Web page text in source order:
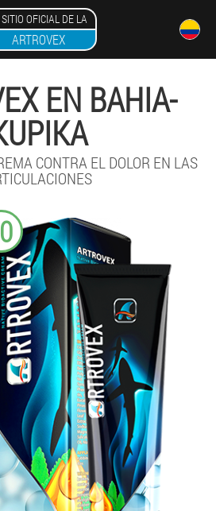
OFICIAL DE LA
ARTROVEX
EN BAHIA-
CONTRA EL DOLOR EN LAS